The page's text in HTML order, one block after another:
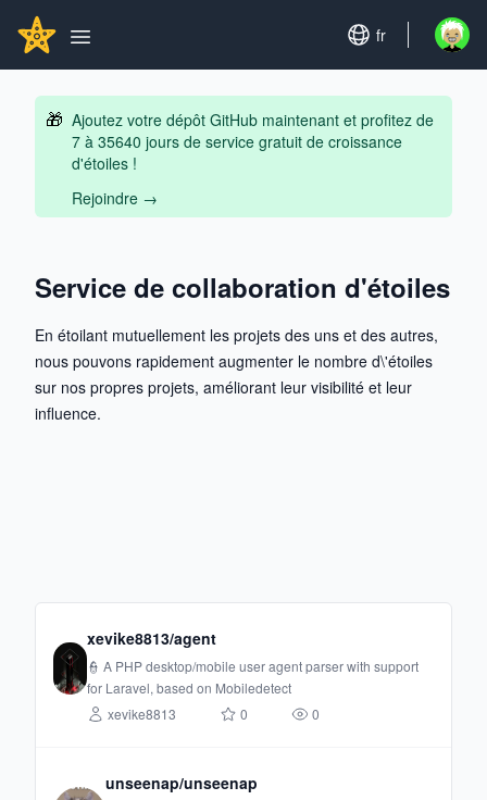
GITHUBSTAR
Open main menu
Set language
fr Open
🎁 Ajoutez votre dépôt GitHub maintenant et profitez de
7 à 35640 jours de service gratuit de croissance
d'étoiles !
Rejoindre →
Service de collaboration d'étoiles
En étoilant mutuellement les projets des uns et des autres,
nous pouvons rapidement augmenter le nombre d\'étoiles
sur nos propres projets, améliorant leur visibilité et leur
influence.
xevike8813/agent
👮 A PHP desktop/mobile user agent parser with support
for Laravel, based on Mobiledetect
xevike8813
0 0
unseenap/unseenap